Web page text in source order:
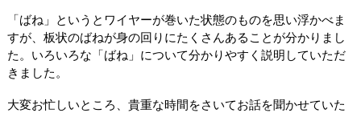
「ばね」というとワイヤーが巻いた状態のものを思い浮かべま
すが、板状のばねが身の回りにたくさんあることが分かりまし
た。いろいろな「ばね」について分かりやすく説明していただ
きました。
大変お忙しいところ、貴重な時間をさいてお話を聞かせていた